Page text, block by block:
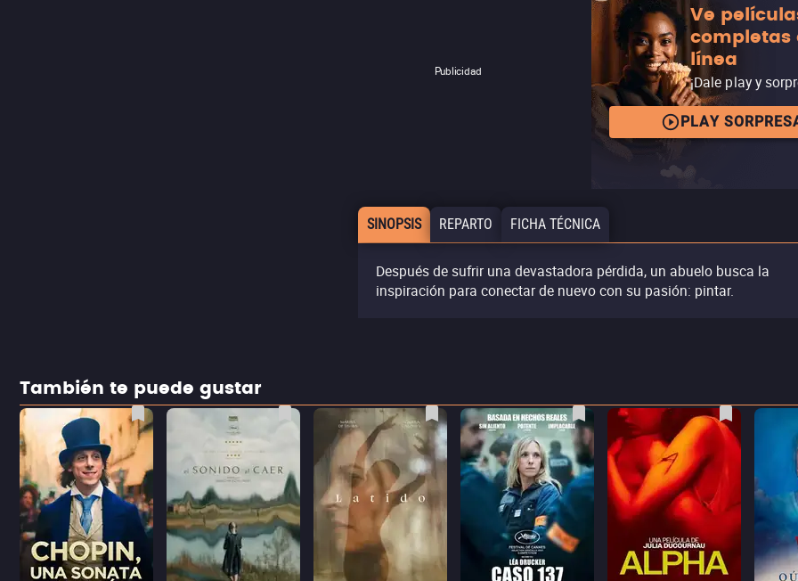
Publicidad
Ve
completas
línea
¡Dale play y
PLAY
SINOPSIS REPARTO FICHA TÉCNICA
Después de sufrir una devastadora pérdida, un abuelo busca la
inspiración para conectar de nuevo con su pasión: pintar.
También te puede gustar